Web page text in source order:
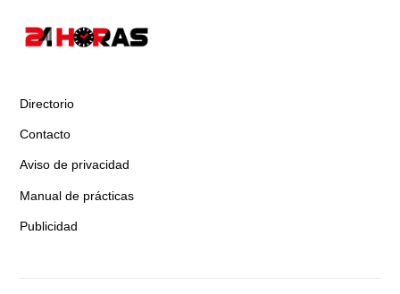
Directorio
Contacto
Aviso de privacidad
Manual de prácticas
Publicidad